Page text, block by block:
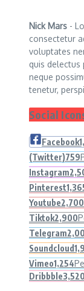
Nick Mars -
consectetur
voluptates
quis delectus
neque
tenetur,
Social
Facebook
(Twitter)759
Instagram
Pinterest
Youtube2,700
Tiktok2,900
Telegram
Soundcloud
Vimeo1,254
Dribbble3,520